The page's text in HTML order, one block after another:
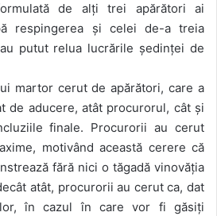
de alți trei apărători ai
respingerea și celei de-a treia
putut relua lucrările ședinței de
martor cerut de apărători, care a
de aducere, atât procurorul, cât și
finale. Procurorii au cerut
motivând această cerere că
fără nici o tăgadă vinovăția
atât, procurorii au cerut ca, dat
în cazul în care vor fi găsiți